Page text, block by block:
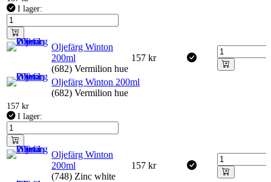
I lager:
Oljefärg Winton
200ml
(682) Vermilion hue
157 kr
Oljefärg Winton 200ml
(682) Vermilion hue
157 kr
I lager:
Oljefärg Winton
200ml
(748) Zinc white
157 kr